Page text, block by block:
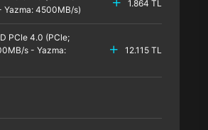
Yazma: 4500MB/s)
1.864 TL
PCle 4.0 (PCle;
s - Yazma:
12.115 TL